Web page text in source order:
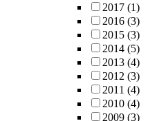
2017 (1)
2016 (3)
2015 (3)
2014 (5)
2013 (4)
2012 (3)
2011 (4)
2010 (4)
2009 (3)